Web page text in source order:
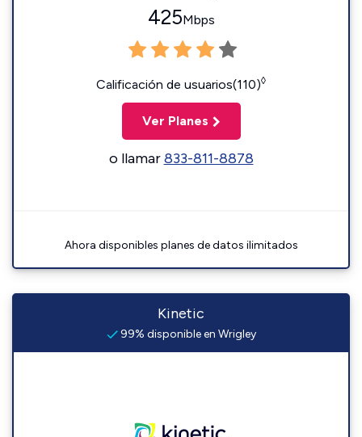
425Mbps
Calificación de usuarios(110)◊
Ver Planes
o llamar833-811-8878
Ahora disponibles planes de datos ilimitados
Kinetic
99% disponible en Wrigley